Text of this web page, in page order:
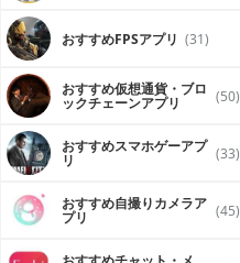
おすすめFPSアプリ (31)
おすすめ仮想通貨・ブロ
ックチェーンアプリ (50)
おすすめスマホゲーアプ
リ (33)
おすすめ自撮りカメラア
プリ (45)